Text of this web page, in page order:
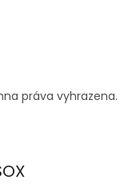
práva vyhrazena.